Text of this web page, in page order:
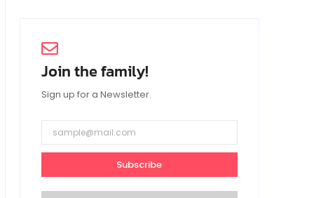
Join the family!
Sign up for a Newsletter.
Subscribe